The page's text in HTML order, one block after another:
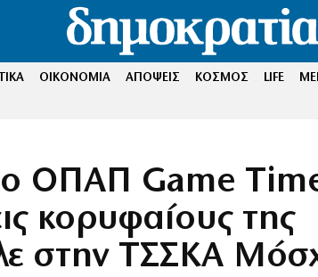
ΟΙΚΟΝΟΜΙΑ ΑΠΟΨΕΙΣ ΚΟΣΜΟΣ LIFE
ΟΠΑΠ Game
κορυφαίους της
στην ΤΣΣΚΑ